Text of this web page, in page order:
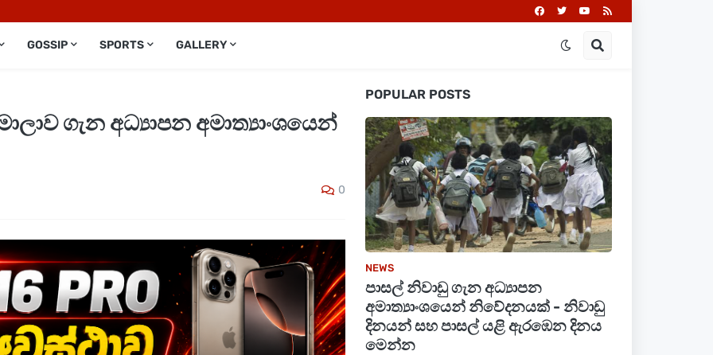
GOSSIP SPORTS GALLERY
ගැන අධ්‍යාපන අමාත්‍යාංශයෙන්
0
POPULAR POSTS
NEWS
පාසල් නිවාඩු ගැන අධ්‍යාපන
අමාත්‍යාංශයෙන් නිවේදනයක් - නිවාඩු
දිනයන් සහ පාසල් යළි ඇරඹෙන දිනය
මෙන්න